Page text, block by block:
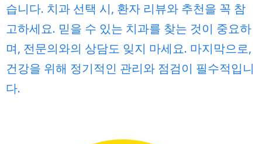
습니다. 치과 선택 시, 환자 리뷰와 추천을 꼭 참
고하세요. 믿을 수 있는 치과를 찾는 것이 중요하
며, 전문의와의 상담도 잊지 마세요. 마지막으로,
건강을 위해 정기적인 관리와 점검이 필수적입니
다.